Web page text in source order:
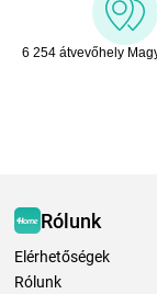
6 254 átvevőhely
Rólunk
Elérhetőségek
Rólunk